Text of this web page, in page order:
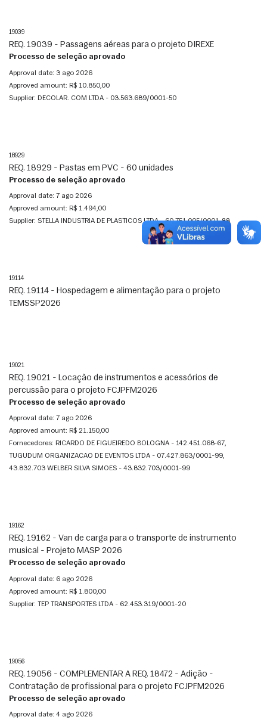
19039
REQ. 19039 - Passagens aéreas para o projeto DIREXE
Processo de seleção aprovado
Approval date: 3 ago 2026
Approved amount: R$ 10.850,00
Supplier: DECOLAR. COM LTDA - 03.563.689/0001-50
18929
REQ. 18929 - Pastas em PVC - 60 unidades
Processo de seleção aprovado
Approval date: 7 ago 2026
Approved amount: R$ 1.494,00
Supplier: STELLA INDUSTRIA DE PLASTICOS LTDA - 60.751.005/0001-88
19114
REQ. 19114 - Hospedagem e alimentação para o projeto
TEMSSP2026
19021
REQ. 19021 - Locação de instrumentos e acessórios de
percussão para o projeto FCJPFM2026
Processo de seleção aprovado
Approval date: 7 ago 2026
Approved amount: R$ 21.150,00
Fornecedores: RICARDO DE FIGUEIREDO BOLOGNA - 142.451.068-67,
TUGUDUM ORGANIZACAO DE EVENTOS LTDA - 07.427.863/0001-99,
43.832.703 WELBER SILVA SIMOES - 43.832.703/0001-99
19162
REQ. 19162 - Van de carga para o transporte de instrumento
musical - Projeto MASP 2026
Processo de seleção aprovado
Approval date: 6 ago 2026
Approved amount: R$ 1.800,00
Supplier: TEP TRANSPORTES LTDA - 62.453.319/0001-20
19056
REQ. 19056 - COMPLEMENTAR A REQ. 18472 - Adição -
Contratação de profissional para o projeto FCJPFM2026
Processo de seleção aprovado
Approval date: 4 ago 2026